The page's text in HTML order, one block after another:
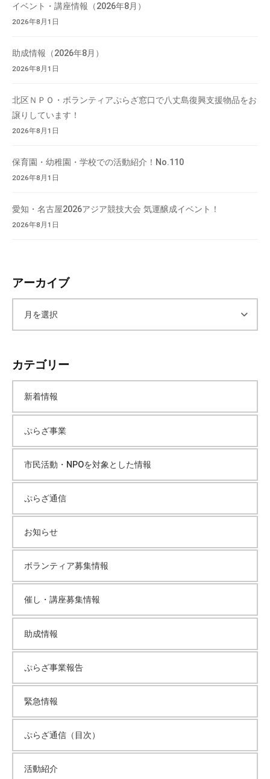
イベント・講座情報（2026年8月）
2026年8月1日
助成情報（2026年8月）
2026年8月1日
北区ＮＰＯ・ボランティアぷらざ窓口で八丈島復興支援物品をお
譲りしています！
2026年8月1日
保育園・幼稚園・学校での活動紹介！No.110
2026年8月1日
愛知・名古屋2026アジア競技大会 気運醸成イベント！
2026年8月1日
アーカイブ
カ
イ
ブ
カテゴリー
新着情報
ぷらざ事業
市民活動・NPOを対象とした情報
ぷらざ通信
お知らせ
ボランティア募集情報
催し・講座募集情報
助成情報
ぷらざ事業報告
緊急情報
ぷらざ通信（目次）
活動紹介